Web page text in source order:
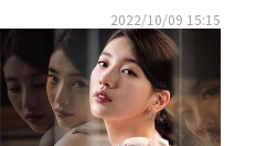
役作りについて語る“日記で感
情を記録した”
2022/10/09 15:15